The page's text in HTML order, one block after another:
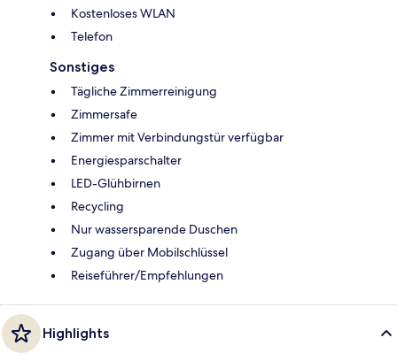
Kostenloses WLAN
Telefon
Sonstiges
Tägliche Zimmerreinigung
Zimmersafe
Zimmer mit Verbindungstür verfügbar
Energiesparschalter
LED-Glühbirnen
Recycling
Nur wassersparende Duschen
Zugang über Mobilschlüssel
Reiseführer/Empfehlungen
Highlights